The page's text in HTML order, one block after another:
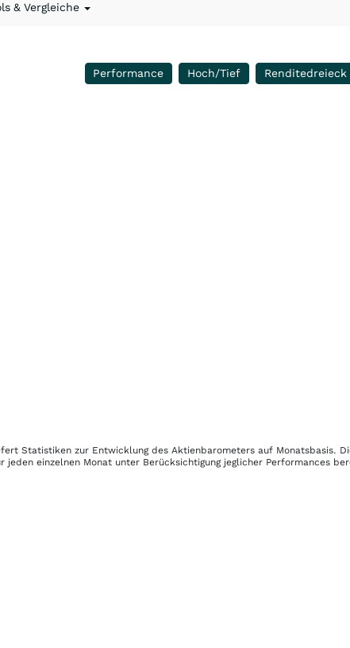
& Vergleiche
Performance Hoch/Tief Renditedreieck
Statistiken zur Entwicklung des Aktienbarometers auf Monatsbasis.
jeden einzelnen Monat unter Berücksichtigung jeglicher Performances